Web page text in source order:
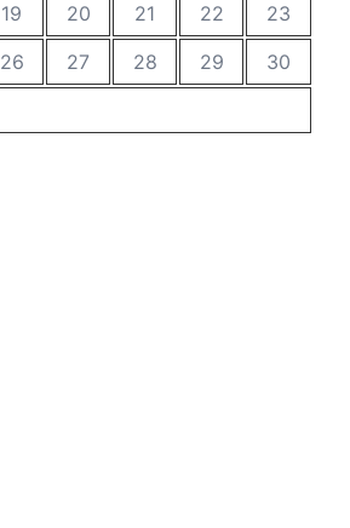
19 20 21 22
23
26 27 28 29
30